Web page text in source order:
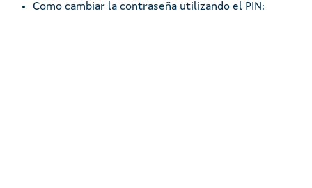
Como cambiar la contraseña utilizando el PIN: